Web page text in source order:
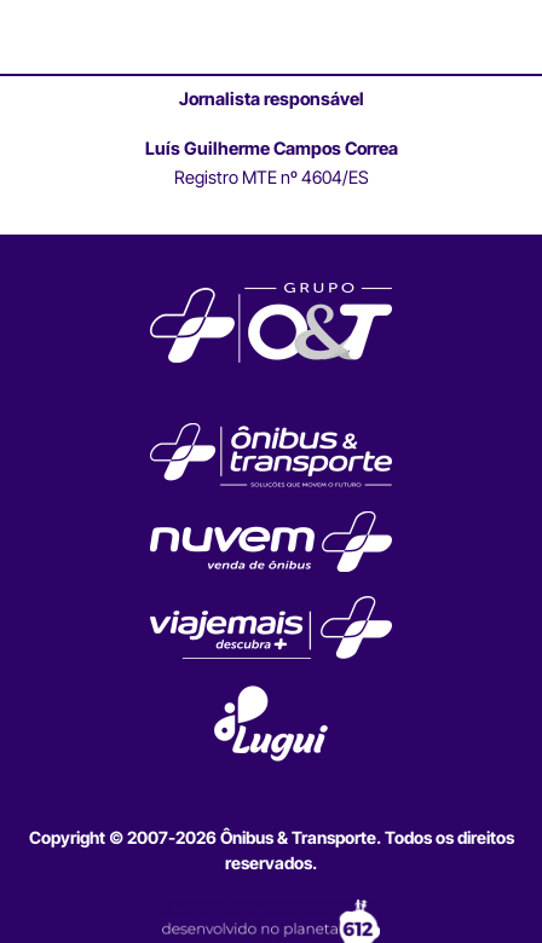
Jornalista responsável
Luís Guilherme Campos Correa
Registro MTE nº 4604/ES
Copyright © 2007-2026 Ônibus & Transporte. Todos os direitos
reservados.